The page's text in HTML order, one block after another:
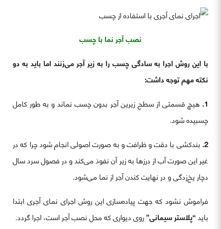
نصب آجر نما با چسب
با این روش اجرا به سادگی چسب را به زیر آجر می‌زنند اما باید به دو
نکته مهم توجه داشت:
1. هیچ قسمتی از سطح زیرین آجر بدون چسب نماند و به طور کامل
چسبیده شود.
2. بندکشی با دقت و ظرافت و به صورت اصولی انجام شود چرا که در
غیر این صورت آب از درزها به زیر آن نفوذ می‌کند و در فصول سرد سال
دچار یخ‌زدگی و در نهایت کندن آجر از نما می‌شود.
فراموش نشود که جهت پیاده‌سازی این روش اجرای نمای آجری ابتدا
باید“پلاستر سیمانی”روی دیواری که محل نصب آجر است، اجرا گردد.